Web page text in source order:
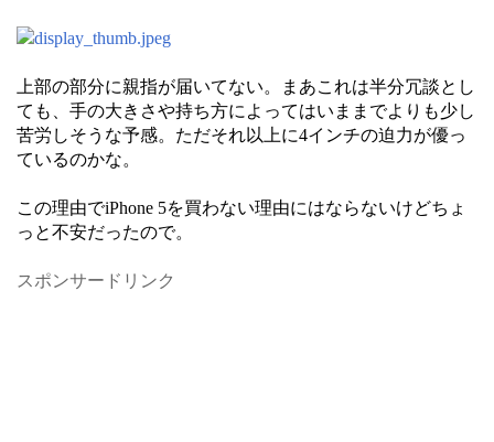
上部の部分に親指が届いてない。まあこれは半分冗談とし
ても、手の大きさや持ち方によってはいままでよりも少し
苦労しそうな予感。ただそれ以上に4インチの迫力が優っ
ているのかな。
この理由でiPhone 5を買わない理由にはならないけどちょ
っと不安だったので。
スポンサードリンク